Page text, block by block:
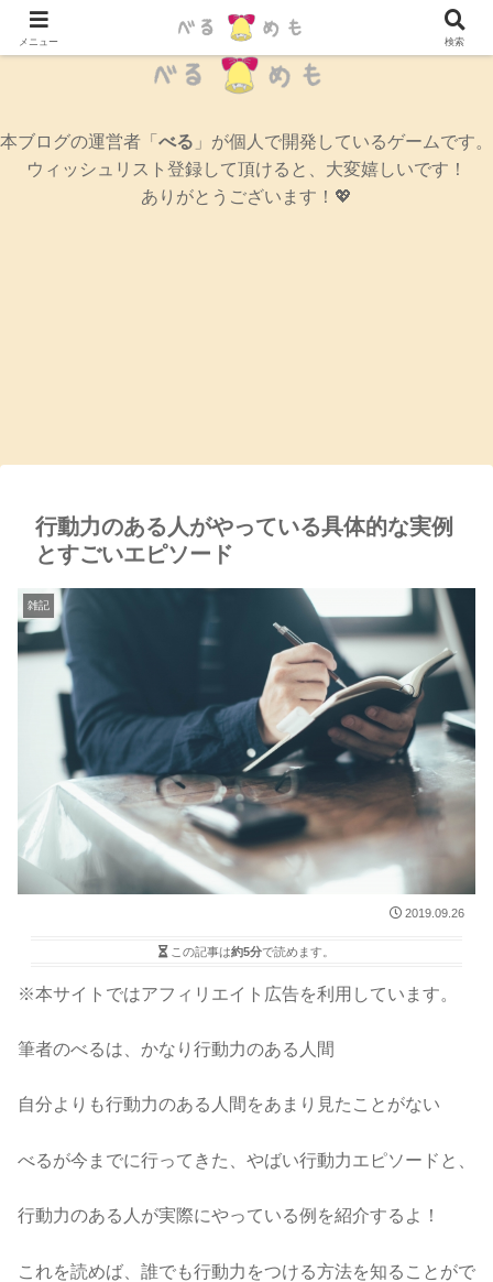
辛口女性ゲームブログ
本ブログの運営者「 べる 」が個人で開発しているゲームです。
ウィッシュリスト登録して頂けると、大変嬉しいです！
ありがとうございます！💖
行動力のある人がやっている具体的な実例
とすごいエピソード
雑記
2019.09.26
この記事は約5分で読めます。
※本サイトではアフィリエイト広告を利用しています。
筆者のべるは、かなり行動力のある人間
自分よりも行動力のある人間をあまり見たことがない
べるが今までに行ってきた、やばい行動力エピソードと、
行動力のある人が実際にやっている例を紹介するよ！
これを読めば、誰でも行動力をつける方法を知ることがで
メニュー 検索